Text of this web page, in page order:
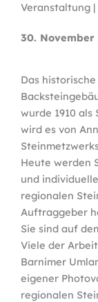
Veranstaltung
30. November
Das
wurde 1910
wird es von
Heute werden
und
regionalen
Auftraggeber
Sie sind auf
Viele der
Barnimer
eigener
regionalen